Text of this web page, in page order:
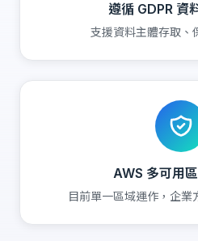
遵循 GDPR 資
支援資料主體存取、
AWS 多可用
目前單一區域運作，企業